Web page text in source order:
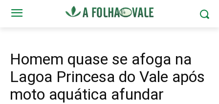
Homem quase se afoga na
Lagoa Princesa do Vale após
moto aquática afundar